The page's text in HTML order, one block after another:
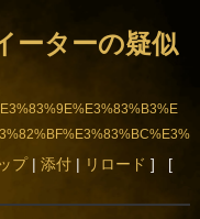
ーターの疑似
プ| 添付| リロード ] [